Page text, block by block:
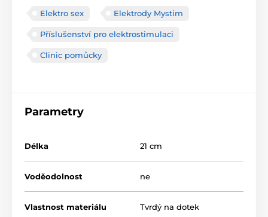
Elektro sex Elektrody Mystim
Příslušenství pro elektrostimulaci
Clinic pomůcky
Parametry
Délka 21 cm
Voděodolnost ne
Vlastnost materiálu Tvrdý na dotek